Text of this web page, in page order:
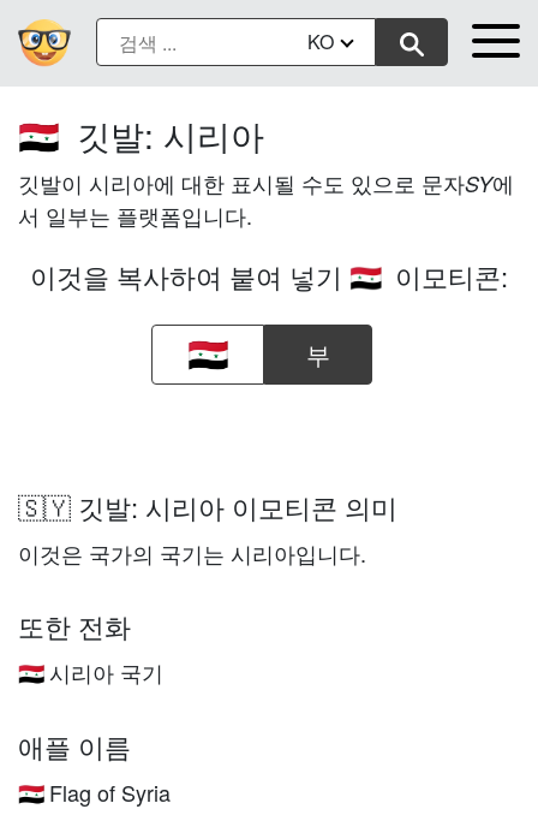
KO
🇸🇾 깃발: 시리아
깃발이 시리아에 대한 표시될 수도 있으로 문자SY에
서 일부는 플랫폼입니다.
이것을 복사하여 붙여 넣기 🇸🇾 이모티콘:
부
🇸🇾 깃발: 시리아 이모티콘 의미
이것은 국가의 국기는 시리아입니다.
또한 전화
🇸🇾시리아 국기
애플 이름
🇸🇾 Flag of Syria